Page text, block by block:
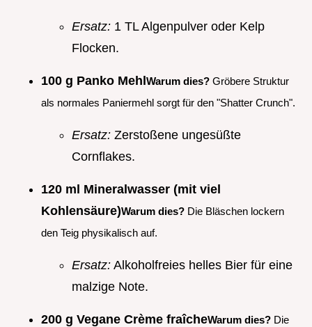
Ersatz: 1 TL Algenpulver oder Kelp
Flocken.
100 g Panko MehlWarum dies? Gröbere Struktur
als normales Paniermehl sorgt für den "Shatter Crunch".
Ersatz: Zerstoßene ungesüßte
Cornflakes.
120 ml Mineralwasser (mit viel
Kohlensäure)Warum dies? Die Bläschen lockern
den Teig physikalisch auf.
Ersatz: Alkoholfreies helles Bier für eine
malzige Note.
200 g Vegane Crème fraîcheWarum dies? Die